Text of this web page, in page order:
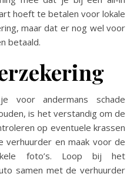
hoeft te betalen voor lokale
maar dat er nog wel voor
betaald.
voor andermans schade
is het verstandig om de
op eventuele krassen
verhuurder en maak voor de
foto’s. Loop bij het
samen met de verhuurder